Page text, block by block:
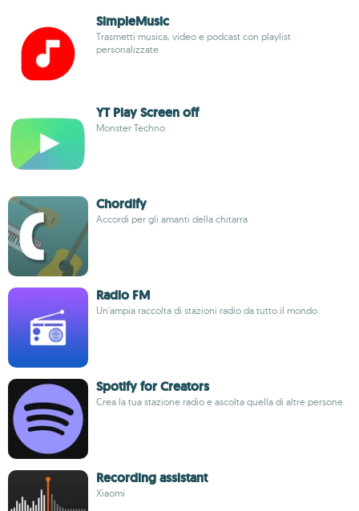
SimpleMusic
Trasmetti musica, video e podcast con playlist
personalizzate
YT Play Screen off
Monster Techno
Chordify
Accordi per gli amanti della chitarra
Radio FM
Un'ampia raccolta di stazioni radio da tutto il mondo
Spotify for Creators
Crea la tua stazione radio e ascolta quella di altre persone
Recording assistant
Xiaomi